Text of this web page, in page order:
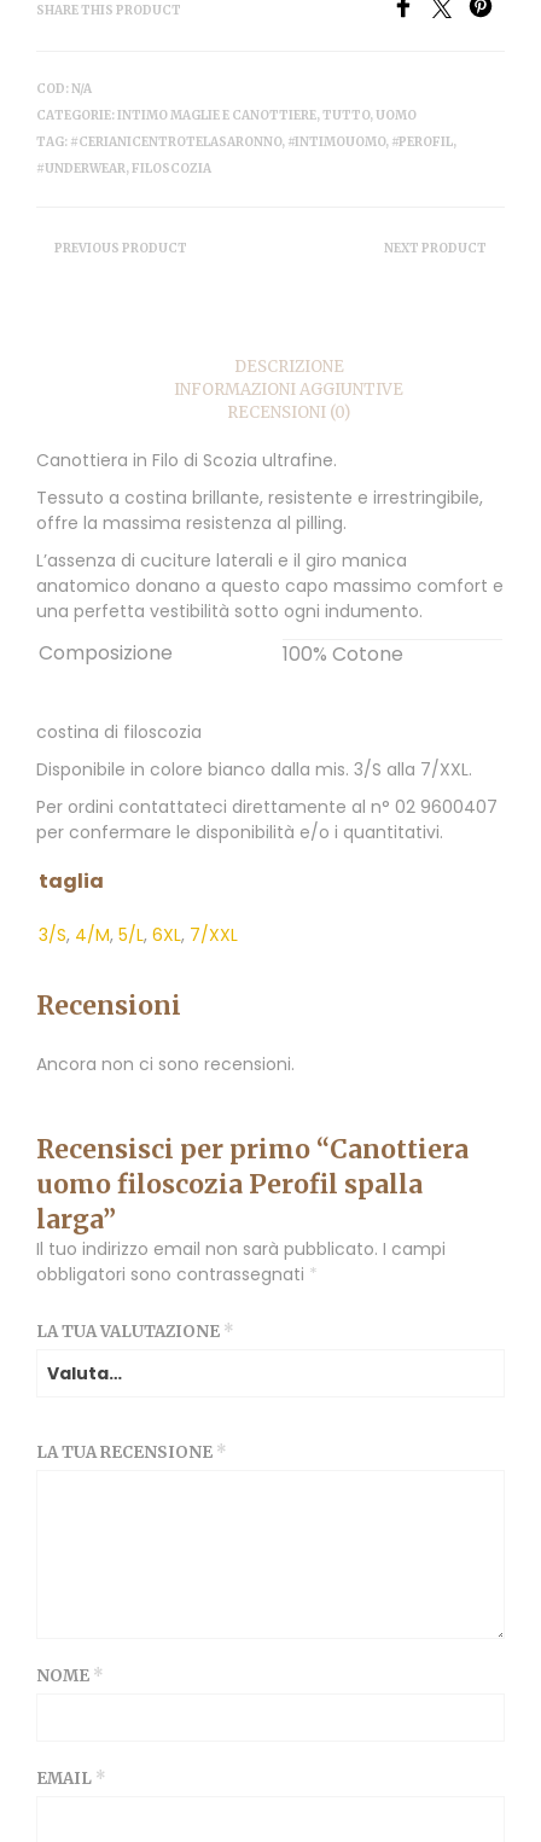
SHARE THIS PRODUCT
COD:N/A
CATEGORIE:INTIMO MAGLIE E CANOTTIERE,TUTTO,UOMO
TAG: #CERIANICENTROTELASARONNO, #INTIMOUOMO, #PEROFIL,
#UNDERWEAR,FILOSCOZIA
PREVIOUS PRODUCT NEXT PRODUCT
DESCRIZIONE
INFORMAZIONI AGGIUNTIVE
RECENSIONI (0)
Canottiera in Filo di Scozia ultrafine.
Tessuto a costina brillante, resistente e irrestringibile,
offre la massima resistenza al pilling.
L’assenza di cuciture laterali e il giro manica
anatomico donano a questo capo massimo comfort e
una perfetta vestibilità sotto ogni indumento.
Composizione 100% Cotone
costina di filoscozia
Disponibile in colore bianco dalla mis. 3/S alla 7/XXL.
Per ordini contattateci direttamente al n° 02 9600407
per confermare le disponibilità e/o i quantitativi.
taglia
3/S, 4/M, 5/L, 6XL, 7/XXL
Recensioni
Ancora non ci sono recensioni.
Recensisci per primo “Canottiera
uomo filoscozia Perofil spalla
larga”
Il tuo indirizzo email non sarà pubblicato. I campi
obbligatori sono contrassegnati *
LA TUA VALUTAZIONE *
LA TUA RECENSIONE *
NOME *
EMAIL *